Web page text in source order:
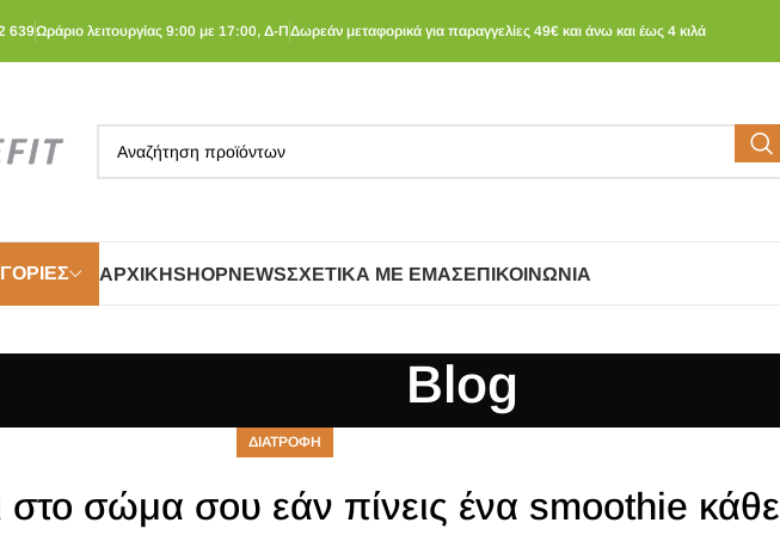
639Ωράριο λειτουργίας 9:00 με 17:00, Δ-ΠΔωρεάν μεταφορικά για παραγγελίες 49€ και άνω και έως 4 κιλά
ΑΡΧΙΚΉSHOPNEWSΣΧΕΤΙΚΆ ΜΕ ΕΜΆΣΕΠΙΚΟΙΝΩΝΊΑ
Blog
ΔΙΑΤΡΟΦΗ
στο σώμα σου εάν πίνεις ένα smoothie κάθε